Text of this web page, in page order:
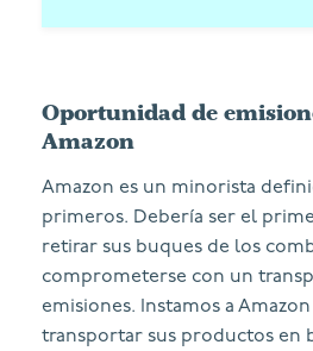
Oportunidad de
Amazon
Amazon es un minorista
primeros. Debería ser el
retirar sus buques de los
comprometerse con un
emisiones. Instamos a
transportar sus productos en